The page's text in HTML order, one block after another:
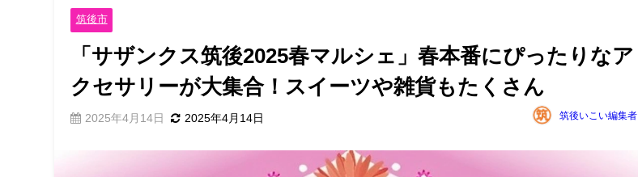
筑後市
「サザンクス筑後2025春マルシェ」春本番にぴったりなア
クセサリーが大集合！スイーツや雑貨もたくさん
2025年4月14日 2025年4月14日 筑後いこい編集者